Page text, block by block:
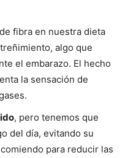
fibra en nuestra dieta
algo que
el embarazo. El hecho
la sensación de
, pero tenemos que
del día, evitando su
para reducir las